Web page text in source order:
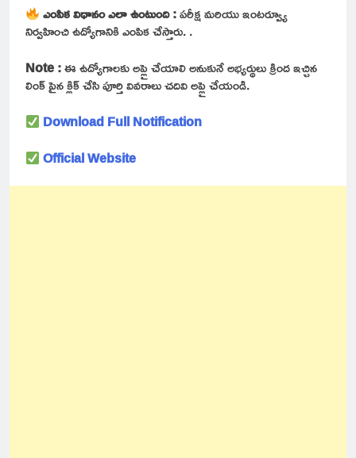
ఎంపిక విధానం ఎలా ఉంటుంది :పరీక్ష మరియు ఇంటర్వ్యూ
నిర్వహించి ఉద్యోగానికి ఎంపిక చేస్తారు. .
Note :ఈ ఉద్యోగాలకు అప్లై చేయాలి అనుకునే అభ్యర్థులు క్రింద ఇచ్చిన
లింక్ పైన క్లిక్ చేసి పూర్తి వివరాలు చదివి అప్లై చేయండి.
Download Full Notification
Official Website